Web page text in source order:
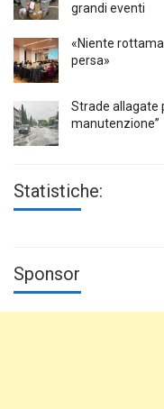
grandi eventi
«Niente
persa»
Strade allagate
manutenzione”
Statistiche:
Sponsor